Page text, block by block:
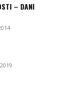
– DANI